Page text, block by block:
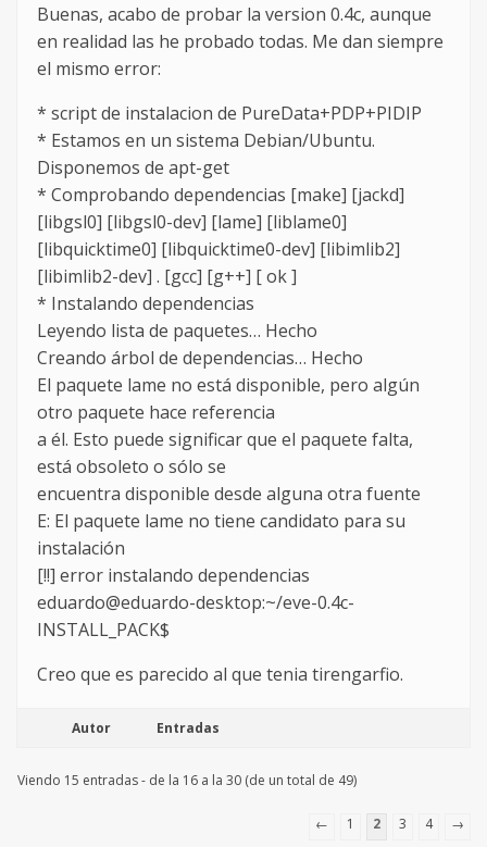
Buenas, acabo de probar la version 0.4c, aunque
en realidad las he probado todas. Me dan siempre
el mismo error:
* script de instalacion de PureData+PDP+PIDIP
* Estamos en un sistema Debian/Ubuntu.
Disponemos de apt-get
* Comprobando dependencias [make] [jackd]
[libgsl0] [libgsl0-dev] [lame] [liblame0]
[libquicktime0] [libquicktime0-dev] [libimlib2]
[libimlib2-dev] . [gcc] [g++] [ ok ]
* Instalando dependencias
Leyendo lista de paquetes… Hecho
Creando árbol de dependencias… Hecho
El paquete lame no está disponible, pero algún
otro paquete hace referencia
a él. Esto puede significar que el paquete falta,
está obsoleto o sólo se
encuentra disponible desde alguna otra fuente
E: El paquete lame no tiene candidato para su
instalación
[!!] error instalando dependencias
eduardo@eduardo-desktop:~/eve-0.4c-
INSTALL_PACK$
Creo que es parecido al que tenia tirengarfio.
Autor Entradas
Viendo 15 entradas - de la 16 a la 30 (de un total de 49)
← 1 2 3 4 →